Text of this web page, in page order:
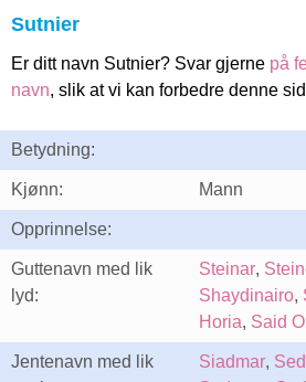
Sutnier
Er ditt navn Sutnier? Svar gjerne på
navn, slik at vi kan forbedre denne
Betydning:
Kjønn: Mann
Opprinnelse:
Guttenavn med lik
lyd:
Steinar,
Shaydinairo,
Horia, Said
Jentenavn med lik
Siadmar,